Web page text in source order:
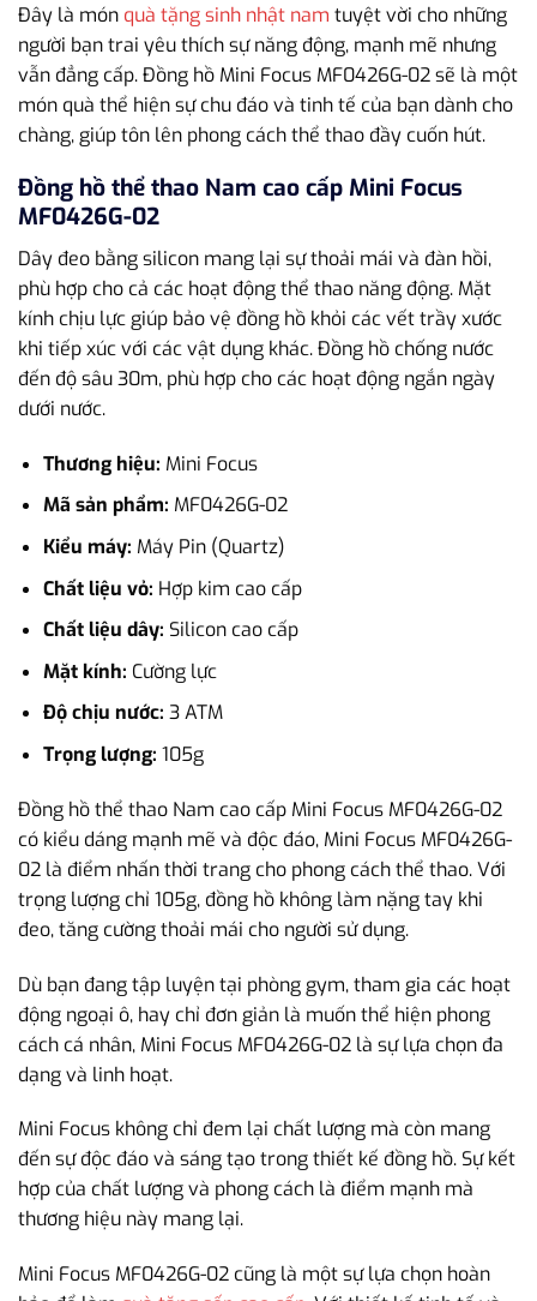
Đây là món quà tặng sinh nhật nam tuyệt vời cho những
người bạn trai yêu thích sự năng động, mạnh mẽ nhưng
vẫn đẳng cấp. Đồng hồ Mini Focus MF0426G-02 sẽ là một
món quà thể hiện sự chu đáo và tinh tế của bạn dành cho
chàng, giúp tôn lên phong cách thể thao đầy cuốn hút.
Đồng hồ thể thao Nam cao cấp Mini Focus
MF0426G-02
Dây đeo bằng silicon mang lại sự thoải mái và đàn hồi,
phù hợp cho cả các hoạt động thể thao năng động. Mặt
kính chịu lực giúp bảo vệ đồng hồ khỏi các vết trầy xước
khi tiếp xúc với các vật dụng khác. Đồng hồ chống nước
đến độ sâu 30m, phù hợp cho các hoạt động ngắn ngày
dưới nước.
Thương hiệu: Mini Focus
Mã sản phẩm: MF0426G-02
Kiểu máy: Máy Pin (Quartz)
Chất liệu vỏ: Hợp kim cao cấp
Chất liệu dây: Silicon cao cấp
Mặt kính: Cường lực
Độ chịu nước: 3 ATM
Trọng lượng: 105g
Đồng hồ thể thao Nam cao cấp Mini Focus MF0426G-02
có kiểu dáng mạnh mẽ và độc đáo, Mini Focus MF0426G-
02 là điểm nhấn thời trang cho phong cách thể thao. Với
trọng lượng chỉ 105g, đồng hồ không làm nặng tay khi
đeo, tăng cường thoải mái cho người sử dụng.
Dù bạn đang tập luyện tại phòng gym, tham gia các hoạt
động ngoại ô, hay chỉ đơn giản là muốn thể hiện phong
cách cá nhân, Mini Focus MF0426G-02 là sự lựa chọn đa
dạng và linh hoạt.
Mini Focus không chỉ đem lại chất lượng mà còn mang
đến sự độc đáo và sáng tạo trong thiết kế đồng hồ. Sự kết
hợp của chất lượng và phong cách là điểm mạnh mà
thương hiệu này mang lại.
Mini Focus MF0426G-02 cũng là một sự lựa chọn hoàn